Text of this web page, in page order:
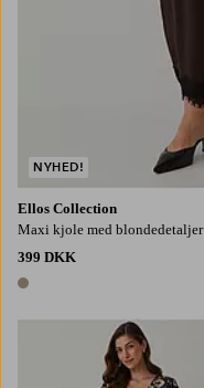
Ellos Collection
Maxi kjole med blondedetaljer
399 DKK
1 farve
NYHED!